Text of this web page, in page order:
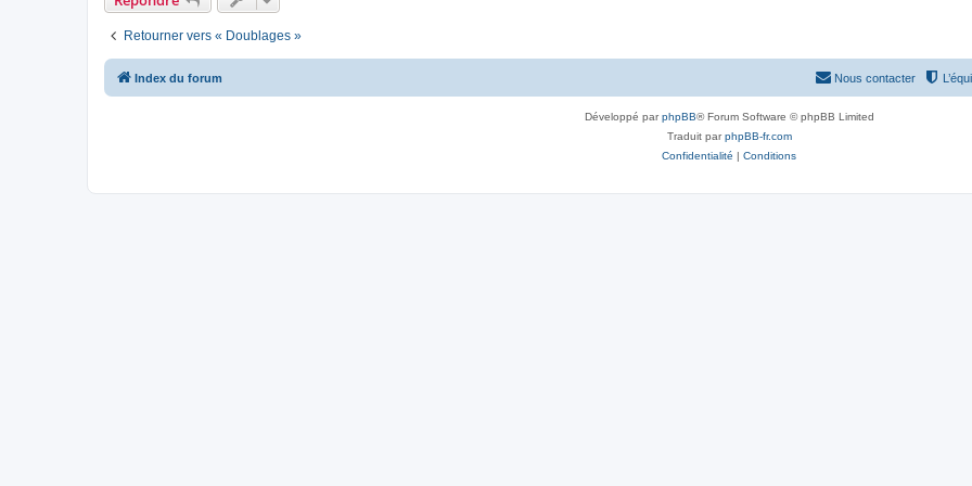
Retourner vers « Doublages »
Index du forum Nous contacter
Développé parphpBB® Forum Software © phpBB Limited
Traduit parphpBB-fr.com
Confidentialité | Conditions